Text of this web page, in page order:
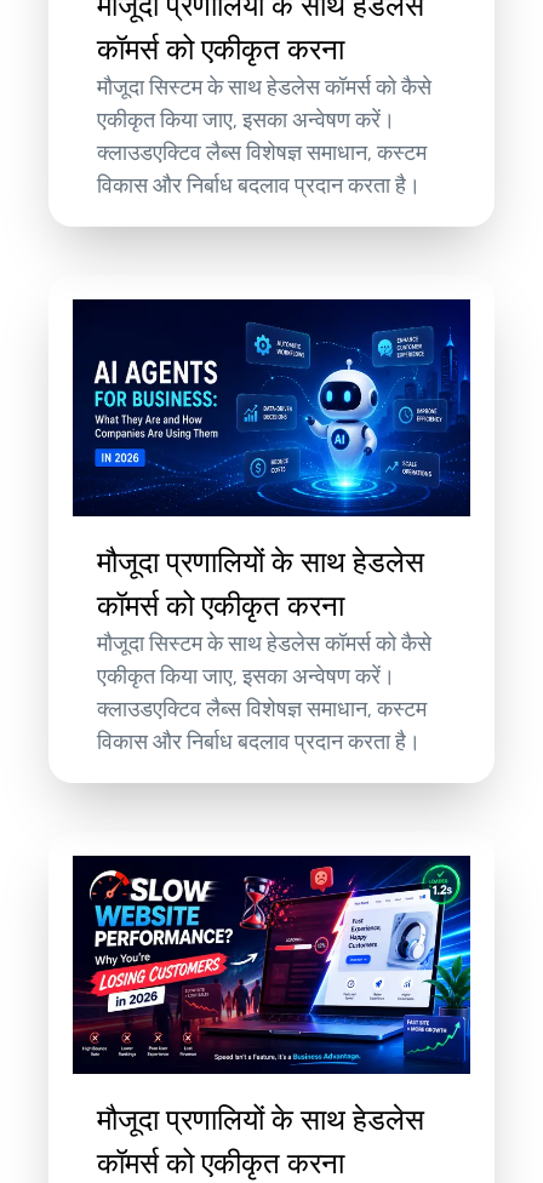
कॉमर्स को एकीकृत करना
मौजूदा सिस्टम के साथ हेडलेस कॉमर्स को कैसे
एकीकृत किया जाए, इसका अन्वेषण करें।
क्लाउडएक्टिव लैब्स विशेषज्ञ समाधान, कस्टम
विकास और निर्बाध बदलाव प्रदान करता है।
मौजूदा प्रणालियों के साथ हेडलेस
कॉमर्स को एकीकृत करना
मौजूदा सिस्टम के साथ हेडलेस कॉमर्स को कैसे
एकीकृत किया जाए, इसका अन्वेषण करें।
क्लाउडएक्टिव लैब्स विशेषज्ञ समाधान, कस्टम
विकास और निर्बाध बदलाव प्रदान करता है।
मौजूदा प्रणालियों के साथ हेडलेस
कॉमर्स को एकीकृत करना